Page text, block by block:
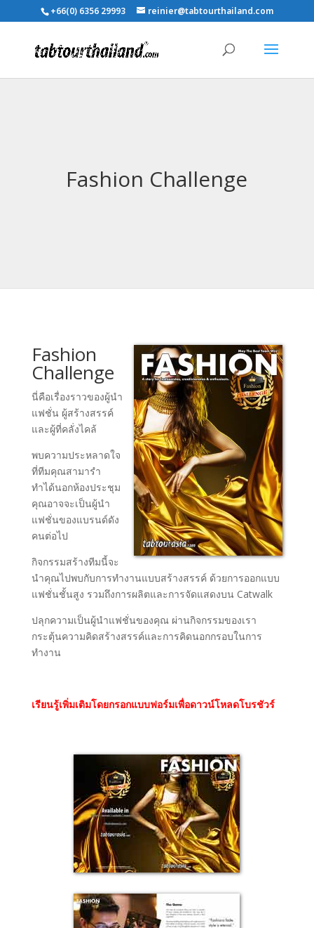
+66(0) 6356 29993 reinier@tabtourthailand.com
Fashion Challenge
Fashion
Challenge
นี่คือเรื่องราวของผู้นำ
แฟชั่น ผู้สร้างสรรค์
และผู้ที่คลั่งไคล้
พบความประหลาดใจ
ที่ทีมคุณสามารำ
ทำได้นอกห้องประชุม
คุณอาจจะเป็นผู้นำ
แฟชั่นของแบรนด์ดัง
คนต่อไป
กิจกรรมสร้างทีมนี้จะ
นำคุณไปพบกับการทำงานแบบสร้างสรรค์ ด้วยการออกแบบ
แฟชั่นชั้นสูง รวมถึงการผลิตและการจัดแสดงบน Catwalk
ปลุกความเป็นผู้นำแฟชั่นของคุณ ผ่านกิจกรรมของเรา
กระตุ้นความคิดสร้างสรรค์และการคิดนอกกรอบในการ
ทำงาน
เรียนรู้เพิ่มเติมโดยกรอกแบบฟอร์มเพื่อดาวน์โหลดโบรชัวร์